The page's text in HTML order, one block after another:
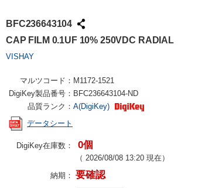
BFC236643104
CAP FILM 0.1UF 10% 250VDC RADIAL
VISHAY
マルツコード： M1172-1521
DigiKey製品番号： BFC236643104-ND
品質ランク： A(DigiKey)
データシート
DigiKey在庫数： 0個
（ 2026/08/08 13:20 現在）
納期： 要確認